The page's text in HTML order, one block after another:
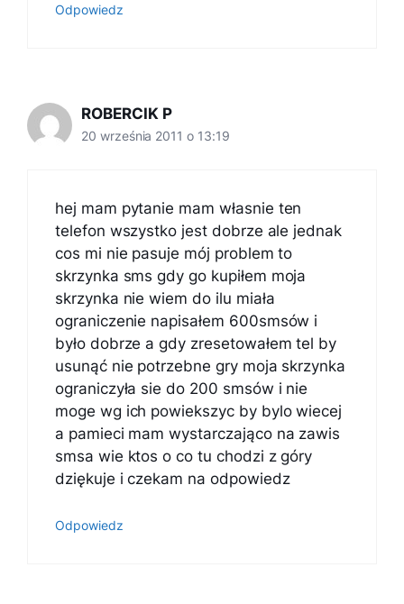
Odpowiedz
ROBERCIK P
20 września 2011 o 13:19
hej mam pytanie mam własnie ten
telefon wszystko jest dobrze ale jednak
cos mi nie pasuje mój problem to
skrzynka sms gdy go kupiłem moja
skrzynka nie wiem do ilu miała
ograniczenie napisałem 600smsów i
było dobrze a gdy zresetowałem tel by
usunąć nie potrzebne gry moja skrzynka
ograniczyła sie do 200 smsów i nie
moge wg ich powiekszyc by bylo wiecej
a pamieci mam wystarczająco na zawis
smsa wie ktos o co tu chodzi z góry
dziękuje i czekam na odpowiedz
Odpowiedz